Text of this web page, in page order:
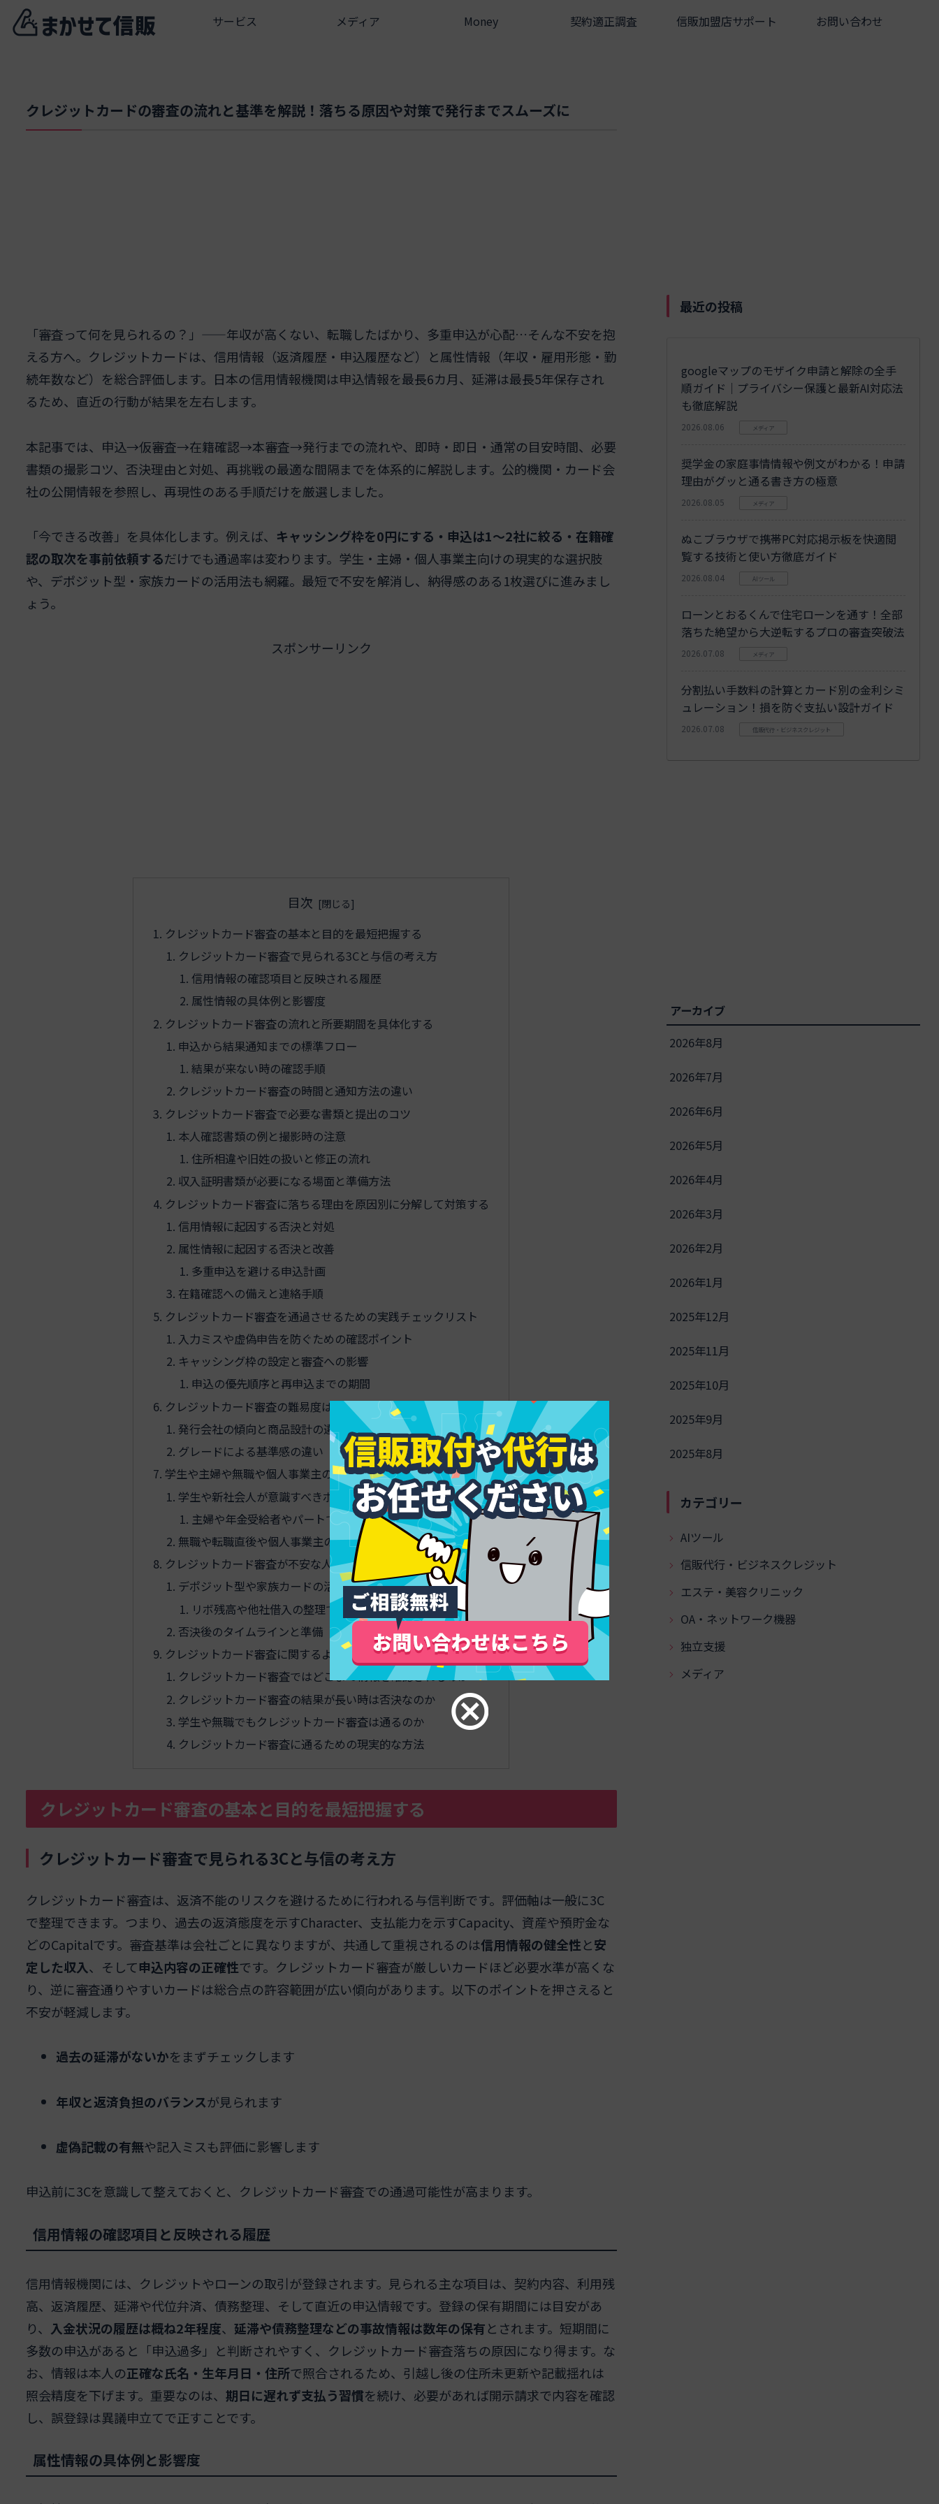
サービス メディア Money 契約適正調査 信販加盟店サポート お問い合わせ
クレジットカードの審査の流れと基準を解説！落ちる原因や対策で発行までスムーズに
「審査って何を見られるの？」——年収が高くない、転職したばかり、多重申込が心配…そんな不安を抱
える方へ。クレジットカードは、信用情報（返済履歴・申込履歴など）と属性情報（年収・雇用形態・勤
続年数など）を総合評価します。日本の信用情報機関は申込情報を最長6カ月、延滞は最長5年保存され
るため、直近の行動が結果を左右します。
本記事では、申込→仮審査→在籍確認→本審査→発行までの流れや、即時・即日・通常の目安時間、必要
書類の撮影コツ、否決理由と対処、再挑戦の最適な間隔までを体系的に解説します。公的機関・カード会
社の公開情報を参照し、再現性のある手順だけを厳選しました。
「今できる改善」を具体化します。例えば、 キャッシング枠を0円にする・申込は1～2社に絞る・在籍確
認の取次を事前依頼するだけでも通過率は変わります。学生・主婦・個人事業主向けの現実的な選択肢
や、デポジット型・家族カードの活用法も網羅。最短で不安を解消し、納得感のある1枚選びに進みまし
ょう。
スポンサーリンク
目次
クレジットカード審査の基本と目的を最短把握する
クレジットカード審査で見られる3Cと与信の考え方
信用情報の確認項目と反映される履歴
属性情報の具体例と影響度
クレジットカード審査の流れと所要期間を具体化する
申込から結果通知までの標準フロー
結果が来ない時の確認手順
クレジットカード審査の時間と通知方法の違い
クレジットカード審査で必要な書類と提出のコツ
本人確認書類の例と撮影時の注意
住所相違や旧姓の扱いと修正の流れ
収入証明書類が必要になる場面と準備方法
クレジットカード審査に落ちる理由を原因別に分解して対策する
信用情報に起因する否決と対処
属性情報に起因する否決と改善
多重申込を避ける申込計画
在籍確認への備えと連絡手順
クレジットカード審査を通過させるための実践チェックリスト
入力ミスや虚偽申告を防ぐための確認ポイント
キャッシング枠の設定と審査への影響
申込の優先順序と再申込までの期間
クレジットカード審査の難易度は何で決まるのかを理解する
発行会社の傾向と商品設計の違い
グレードによる基準感の違い
学生や主婦や無職や個人事業主のクレジットカード審査対策
学生や新社会人が意識すべきポイント
主婦や年金受給者やパートでの申込の工夫
無職や転職直後や個人事業主の留意点
クレジットカード審査が不安な人への代替手段と再挑戦の設計
デポジット型や家族カードの活用
リボ残高や他社借入の整理で通過率を高める
否決後のタイムラインと準備
クレジットカード審査に関するよくある質問
クレジットカード審査ではどこまで情報を確認されるのか
クレジットカード審査の結果が長い時は否決なのか
学生や無職でもクレジットカード審査は通るのか
クレジットカード審査に通るための現実的な方法
クレジットカード審査の基本と目的を最短把握する
クレジットカード審査で見られる3Cと与信の考え方
クレジットカード審査は、返済不能のリスクを避けるために行われる与信判断です。評価軸は一般に3C
で整理できます。つまり、過去の返済態度を示すCharacter、支払能力を示すCapacity、資産や預貯金な
どのCapitalです。審査基準は会社ごとに異なりますが、共通して重視されるのは信用情報の健全性と安
定した収入、そして申込内容の正確性です。クレジットカード審査が厳しいカードほど必要水準が高くな
り、逆に審査通りやすいカードは総合点の許容範囲が広い傾向があります。以下のポイントを押さえると
不安が軽減します。
過去の延滞がないかをまずチェックします
年収と返済負担のバランスが見られます
虚偽記載の有無や記入ミスも評価に影響します
申込前に3Cを意識して整えておくと、クレジットカード審査での通過可能性が高まります。
信用情報の確認項目と反映される履歴
信用情報機関には、クレジットやローンの取引が登録されます。見られる主な項目は、契約内容、利用残
高、返済履歴、延滞や代位弁済、債務整理、そして直近の申込情報です。登録の保有期間には目安があ
り、 入金状況の履歴は概ね2年程度、 延滞や債務整理などの事故情報は数年の保有とされます。短期間に
多数の申込があると「申込過多」と判断されやすく、クレジットカード審査落ちの原因になり得ます。な
お、情報は本人の正確な氏名・生年月日・住所で照合されるため、引越し後の住所未更新や記載揺れは
照会精度を下げます。重要なのは、 期日に遅れず支払う習慣を続け、必要があれば開示請求で内容を確認
し、誤登録は異議申立てで正すことです。
属性情報の具体例と影響度
最近の投稿
googleマップのモザイク申請と解除の全手
順ガイド｜プライバシー保護と最新AI対応法
も徹底解説
2026.08.06 メディア
奨学金の家庭事情情報や例文がわかる！申請
理由がグッと通る書き方の極意
2026.08.05 メディア
ぬこブラウザで携帯PC対応掲示板を快適閲
覧する技術と使い方徹底ガイド
2026.08.04 AIツール
ローンとおるくんで住宅ローンを通す！全部
落ちた絶望から大逆転するプロの審査突破法
2026.07.08 メディア
分割払い手数料の計算とカード別の金利シミ
ュレーション！損を防ぐ支払い設計ガイド
2026.07.08 信販代行・ビジネスクレジット
アーカイブ
2026年8月
2026年7月
2026年6月
2026年5月
2026年4月
2026年3月
2026年2月
2026年1月
2025年12月
2025年11月
2025年10月
2025年9月
2025年8月
カテゴリー
AIツール
信販代行・ビジネスクレジット
エステ・美容クリニック
OA・ネットワーク機器
独立支援
メディア